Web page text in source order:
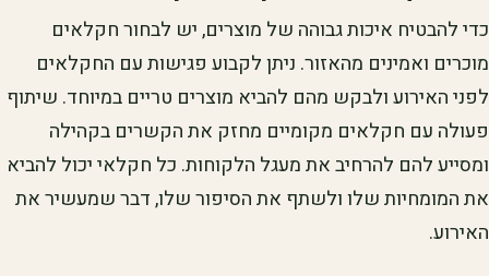
כדי להבטיח איכות גבוהה של מוצרים, יש לבחור חקלאים
מוכרים ואמינים מהאזור. ניתן לקבוע פגישות עם החקלאים
לפני האירוע ולבקש מהם להביא מוצרים טריים במיוחד. שיתוף
פעולה עם חקלאים מקומיים מחזק את הקשרים בקהילה
ומסייע להם להרחיב את מעגל הלקוחות. כל חקלאי יכול להביא
את המומחיות שלו ולשתף את הסיפור שלו, דבר שמעשיר את
האירוע.